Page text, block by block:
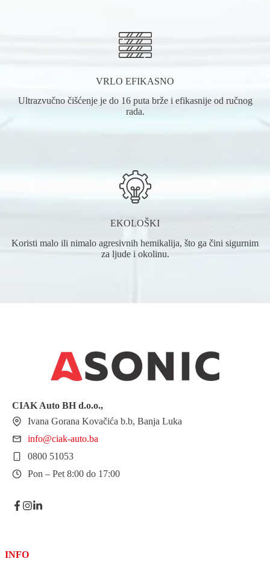
VRLO EFIKASNO
Ultrazvučno čišćenje je do 16 puta brže i efikasnije od ručnog
rada.
EKOLOŠKI
Koristi malo ili nimalo agresivnih hemikalija, što ga čini sigurnim
za ljude i okolinu.
CIAK Auto BH d.o.o.,
Ivana Gorana Kovačića b.b, Banja Luka
info@ciak-auto.ba
0800 51053
Pon – Pet 8:00 do 17:00
INFO